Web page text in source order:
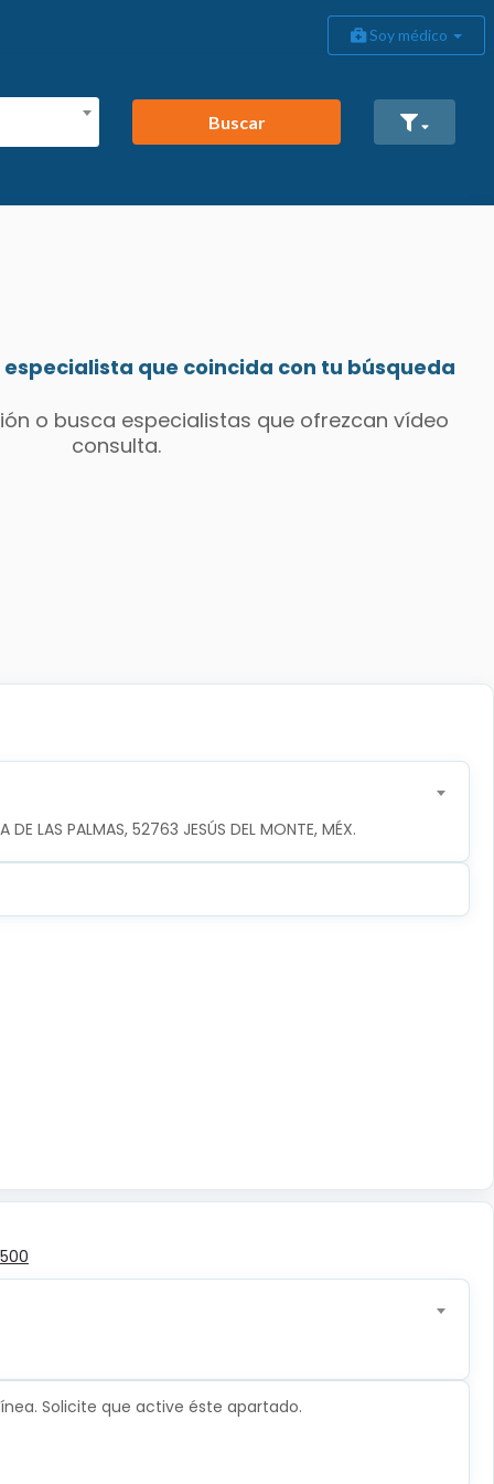
Soy médico
Buscar
que coincida con tu búsqueda
o busca especialistas que ofrezcan vídeo
consulta.
DE LAS PALMAS, 52763 JESÚS DEL MONTE, MÉX.
Solicite que active éste apartado.